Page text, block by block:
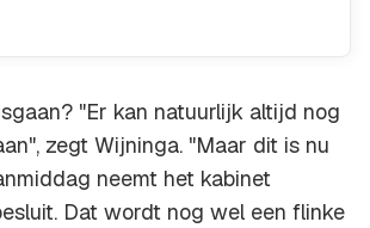
"Er kan natuurlijk altijd nog
zegt Wijninga. "Maar dit is nu
neemt het kabinet
Dat wordt nog wel een flinke